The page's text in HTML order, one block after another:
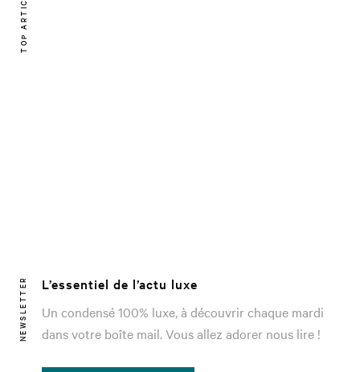
TOP ARTICLE
NEWSLETTER
L’essentiel de l’actu luxe
Un condensé 100% luxe, à découvrir chaque mardi
dans votre boîte mail. Vous allez adorer nous lire !